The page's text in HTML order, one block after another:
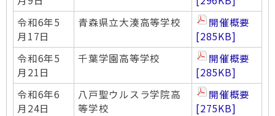
令和6年5
月17日
青森県立大湊高等学校
開催概要
[285KB]
令和6年5
月21日
千葉学園高等学校
開催概要
[285KB]
令和6年6
月24日
八戸聖ウルスラ学院高
等学校
開催概要
[275KB]